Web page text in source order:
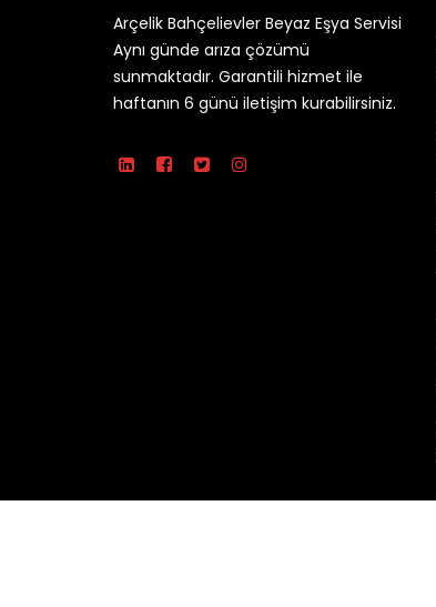
Arçelik Bahçelievler Beyaz Eşya Servisi
Aynı günde arıza çözümü
sunmaktadır. Garantili hizmet ile
haftanın 6 günü iletişim kurabilirsiniz.